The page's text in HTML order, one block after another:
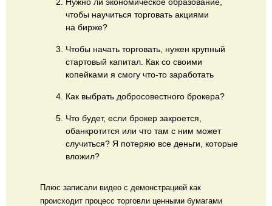
чтобы научиться торговать акциями
на бирже?
Чтобы начать торговать, нужен крупный
стартовый капитал. Как со своими
копейками я смогу что-то заработать
Как выбрать добросовестного брокера?
Что будет, если брокер закроется,
обанкротится или что там с ним может
случиться? Я потеряю все деньги, которые
вложил?
Плюс записали видео с демонстрацией как
происходит процесс торговли ценными бумагами